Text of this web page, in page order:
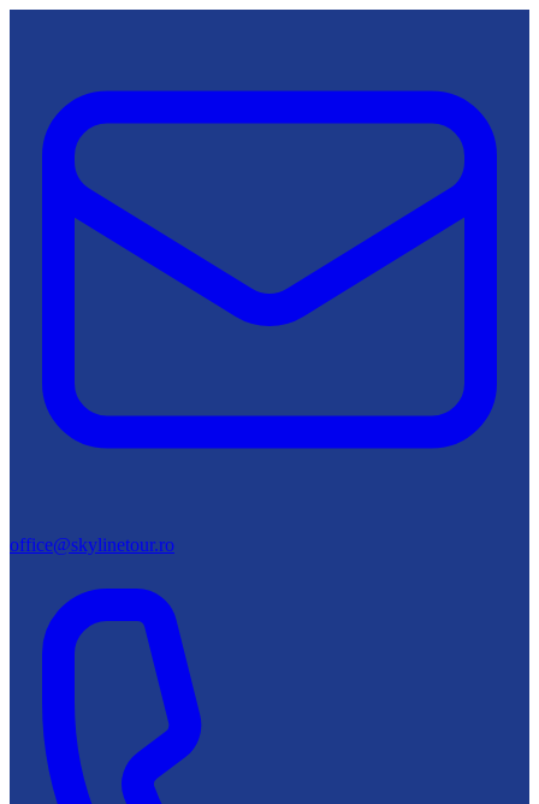
office@skylinetour.ro